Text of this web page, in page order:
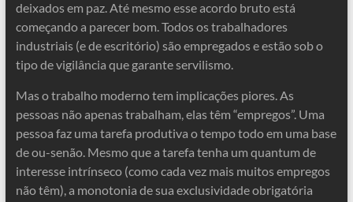
deixados em paz. Até mesmo esse acordo bruto está
começando a parecer bom. Todos os trabalhadores
industriais (e de escritório) são empregados e estão sob o
tipo de vigilância que garante servilismo.
Mas o trabalho moderno tem implicações piores. As
pessoas não apenas trabalham, elas têm “empregos”. Uma
pessoa faz uma tarefa produtiva o tempo todo em uma base
de ou-senão. Mesmo que a tarefa tenha um quantum de
interesse intrínseco (como cada vez mais muitos empregos
não têm), a monotonia de sua exclusividade obrigatória